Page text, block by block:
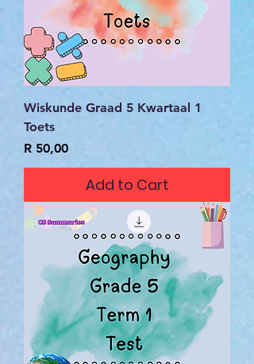
Wiskunde Graad 5 Kwartaal 1
Toets
Price
R 50,00
Add to Cart